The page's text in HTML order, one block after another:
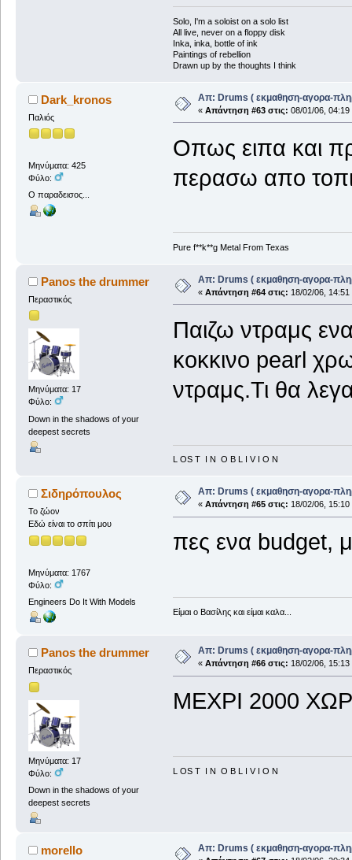
Solo, I'm a soloist on a solo list
All live, never on a floppy disk
Inka, inka, bottle of ink
Paintings of rebellion
Drawn up by the thoughts I think
Dark_kronos
Παλιός
Μηνύματα: 425
Φύλο:
Ο παραδεισος...
Απ: Drums ( εκμαθηση-αγορα-
« Απάντηση #63 στις: 08/01/06, 04:19
Οπως ειπα και
περασω απο
Pure f**k**g Metal From Texas
Panos the drummer
Περαστικός
Μηνύματα: 17
Φύλο:
Down in the shadows of your
deepest secrets
Απ: Drums ( εκμαθηση-αγορα-
« Απάντηση #64 στις: 18/02/06, 14:51
Παιζω ντραμς
κοκκινο pearl
ντραμς.Τι θα
L OS T I N O B L I V I O N
Σιδηρόπουλος
Το ζώον
Εδώ είναι το σπίτι μου
Μηνύματα: 1767
Φύλο:
Engineers Do It With Models
Απ: Drums ( εκμαθηση-αγορα-
« Απάντηση #65 στις: 18/02/06, 15:10
πες ενα budget,
Είμαι ο Βασίλης και είμαι καλα...
Panos the drummer
Περαστικός
Μηνύματα: 17
Φύλο:
Down in the shadows of your
deepest secrets
Απ: Drums ( εκμαθηση-αγορα-
« Απάντηση #66 στις: 18/02/06, 15:13
MEΧΡΙ 2000
L OS T I N O B L I V I O N
morello Απ: Drums ( εκμαθηση-αγορα-